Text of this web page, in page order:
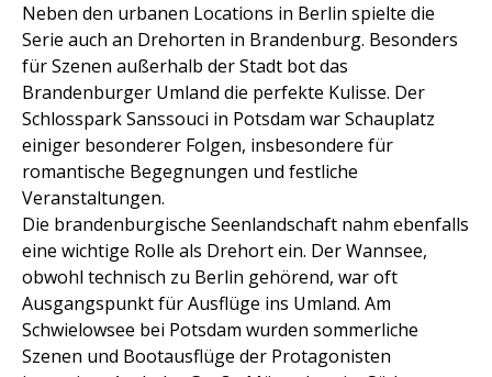
Neben den urbanen Locations in Berlin spielte die
Serie auch an Drehorten in Brandenburg. Besonders
für Szenen außerhalb der Stadt bot das
Brandenburger Umland die perfekte Kulisse. Der
Schlosspark Sanssouci in Potsdam war Schauplatz
einiger besonderer Folgen, insbesondere für
romantische Begegnungen und festliche
Veranstaltungen.
Die brandenburgische Seenlandschaft nahm ebenfalls
eine wichtige Rolle als Drehort ein. Der Wannsee,
obwohl technisch zu Berlin gehörend, war oft
Ausgangspunkt für Ausflüge ins Umland. Am
Schwielowsee bei Potsdam wurden sommerliche
Szenen und Bootausflüge der Protagonisten